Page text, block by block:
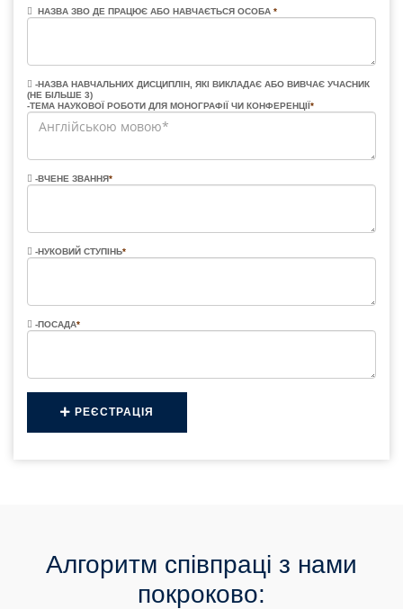
НАЗВА ЗВО ДЕ ПРАЦЮЄ АБО НАВЧАЄТЬСЯ ОСОБА *
-НАЗВА НАВЧАЛЬНИХ ДИСЦИПЛІН, ЯКІ ВИКЛАДАЄ АБО ВИВЧАЄ УЧАСНИК
(НЕ БІЛЬШЕ 3)
-ТЕМА НАУКОВОЇ РОБОТИ ДЛЯ МОНОГРАФІЇ ЧИ КОНФЕРЕНЦІЇ*
-ВЧЕНЕ ЗВАННЯ*
-НУКОВИЙ СТУПІНЬ*
-ПОСАДА*
РЕЄСТРАЦІЯ
Алгоритм співпраці з нами
покроково: